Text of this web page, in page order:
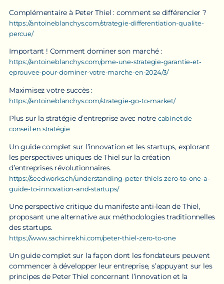
Complémentaire à Peter Thiel : comment se différencier ?
https://antoineblanchys.com/strategie-differentiation-qualite-
percue/
Important ! Comment dominer son marché :
https://antoineblanchys.com/pme-une-strategie-garantie-et-
eprouvee-pour-dominer-votre-marche-en-2024/3/
Maximisez votre succès :
https://antoineblanchys.com/strategie-go-to-market/
Plus sur la stratégie d’entreprise avec notre cabinet de
conseil en stratégie
Un guide complet sur l’innovation et les startups, explorant
les perspectives uniques de Thiel sur la création
d’entreprises révolutionnaires.
https://seedworks.ch/understanding-peter-thiels-zero-to-one-a-
guide-to-innovation-and-startups/
Une perspective critique du manifeste anti-lean de Thiel,
proposant une alternative aux méthodologies traditionnelles
des startups.
https://www.sachinrekhi.com/peter-thiel-zero-to-one
Un guide complet sur la façon dont les fondateurs peuvent
commencer à développer leur entreprise, s’appuyant sur les
principes de Peter Thiel concernant l’innovation et la